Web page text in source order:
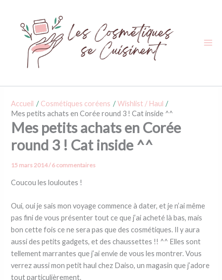
contenu
Accueil Cosmétiques coréens
Wishlist / Haul
Mes petits achats en Corée round 3 ! Cat inside ^^
Mes petits achats en Corée
round 3 ! Cat inside ^^
15 mars 2014/6 commentaires
Coucou les louloutes !
Oui, oui je sais mon voyage commence à dater, et je n’ai même
pas fini de vous présenter tout ce que j’ai acheté là bas, mais
bon cette fois ce ne sera pas que des cosmétiques. Il y aura
aussi des petits gadgets, et des chaussettes !! ^^ Elles sont
tellement marrantes que j’ai envie de vous les montrer. Vous
verrez aussi mon petit haul chez Daiso, un magasin que j’adore
tout particulièrement.